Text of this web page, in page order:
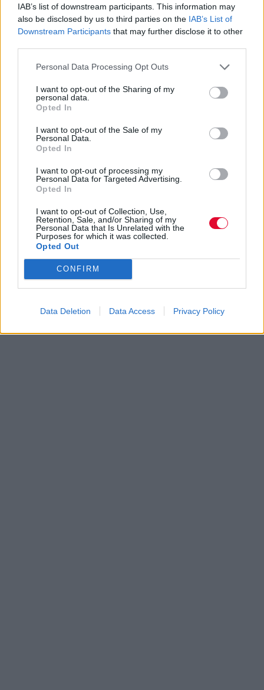
IAB’s list of downstream participants. This information may
also be disclosed by us to third parties on the IAB’s List of
Downstream Participants that may further disclose it to other
Personal Data Processing Opt Outs
I want to opt-out of the Sharing of my
personal data.
Opted In
I want to opt-out of the Sale of my
Personal Data.
Opted In
I want to opt-out of processing my
Personal Data for Targeted Advertising.
Opted In
I want to opt-out of Collection, Use,
Retention, Sale, and/or Sharing of my
Personal Data that Is Unrelated with the
Purposes for which it was collected.
Opted Out
CONFIRM
Data Deletion Data Access Privacy Policy